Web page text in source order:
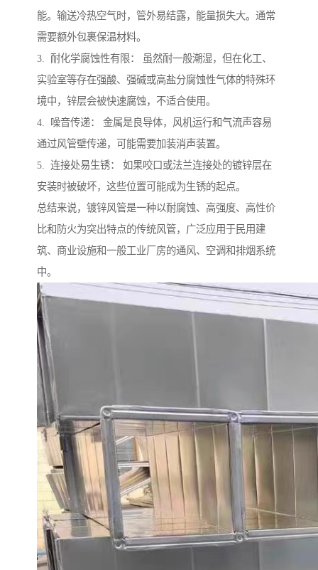
能。输送冷热空气时，管外易结露，能量损失大。通常
需要额外包裹保温材料。
3. 耐化学腐蚀性有限： 虽然耐一般潮湿，但在化工、
实验室等存在强酸、强碱或高盐分腐蚀性气体的特殊环
境中，锌层会被快速腐蚀，不适合使用。
4. 噪音传递： 金属是良导体，风机运行和气流声容易
通过风管壁传递，可能需要加装消声装置。
5. 连接处易生锈： 如果咬口或法兰连接处的镀锌层在
安装时被破坏，这些位置可能成为生锈的起点。
总结来说，镀锌风管是一种以耐腐蚀、高强度、高性价
比和防火为突出特点的传统风管，广泛应用于民用建
筑、商业设施和一般工业厂房的通风、空调和排烟系统
中。